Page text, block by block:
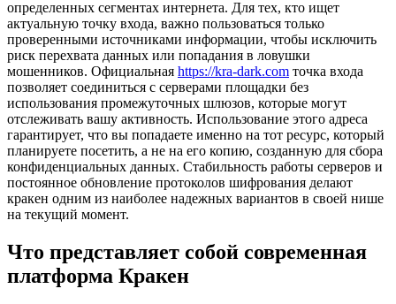
определенных сегментах интернета. Для тех, кто ищет
актуальную точку входа, важно пользоваться только
проверенными источниками информации, чтобы исключить
риск перехвата данных или попадания в ловушки
мошенников. Официальная https://kra-dark.com точка входа
позволяет соединиться с серверами площадки без
использования промежуточных шлюзов, которые могут
отслеживать вашу активность. Использование этого адреса
гарантирует, что вы попадаете именно на тот ресурс, который
планируете посетить, а не на его копию, созданную для сбора
конфиденциальных данных. Стабильность работы серверов и
постоянное обновление протоколов шифрования делают
кракен одним из наиболее надежных вариантов в своей нише
на текущий момент.
Что представляет собой современная
платформа Кракен